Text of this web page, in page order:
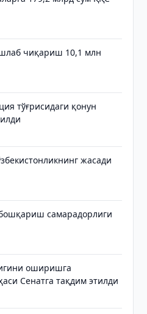
чиқариш 10,1 млн
тўғрисидаги қонун
жасади
самарадорлиги
оширишга
Сенатга тақдим этилди